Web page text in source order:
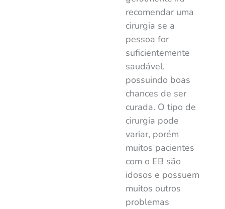
recomendar uma
cirurgia se a
pessoa for
suficientemente
saudável,
possuindo boas
chances de ser
curada. O tipo de
cirurgia pode
variar, porém
muitos pacientes
com o EB são
idosos e possuem
muitos outros
problemas